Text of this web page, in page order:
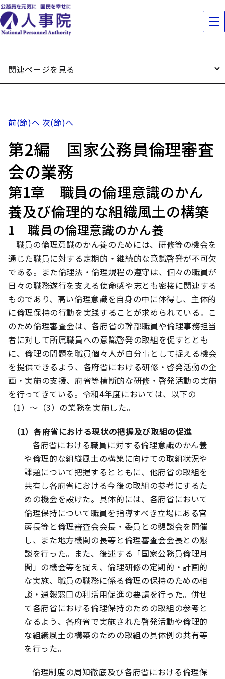
関連ページを見る
前(節)へ 次(節)へ
第2編 国家公務員倫理審査
会の業務
第1章 職員の倫理意識のかん
養及び倫理的な組織風土の構築
1 職員の倫理意識のかん養
職員の倫理意識のかん養のためには、研修等の機会を
通じた職員に対する定期的・継続的な意識啓発が不可欠
である。また倫理法・倫理規程の遵守は、個々の職員が
日々の職務遂行を支える使命感や志とも密接に関連する
ものであり、高い倫理意識を自身の中に体得し、主体的
に倫理保持の行動を実践することが求められている。こ
のため倫理審査会は、各府省の幹部職員や倫理事務担当
者に対して所属職員への意識啓発の取組を促すととも
に、倫理の問題を職員個々人が自分事として捉える機会
を提供できるよう、各府省における研修・啓発活動の企
画・実施の支援、府省等横断的な研修・啓発活動の実施
を行ってきている。令和4年度においては、以下の
（1）～（3）の業務を実施した。
（1）各府省における現状の把握及び取組の促進
各府省における職員に対する倫理意識のかん養
や倫理的な組織風土の構築に向けての取組状況や
課題について把握するとともに、他府省の取組を
共有し各府省における今後の取組の参考にするた
めの機会を設けた。具体的には、各府省において
倫理保持について職員を指導すべき立場にある官
房長等と倫理審査会会長・委員との懇談会を開催
し、また地方機関の長等と倫理審査会会長との懇
談を行った。また、後述する「国家公務員倫理月
間」の機会等を捉え、倫理研修の定期的・計画的
な実施、職員の職務に係る倫理の保持のための相
談・通報窓口の利活用促進の要請を行った。併せ
て各府省における倫理保持のための取組の参考と
なるよう、各府省で実施された啓発活動や倫理的
な組織風土の構築のための取組の具体例の共有等
を行った。
倫理制度の周知徹底及び各府省における倫理保